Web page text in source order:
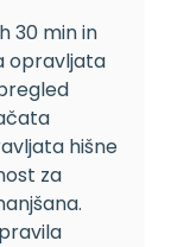
30 min in
opravljata
hišne
za